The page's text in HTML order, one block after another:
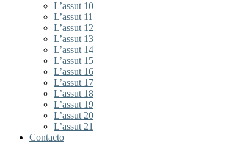
L’assut 10
L’assut 11
L’assut 12
L’assut 13
L’assut 14
L’assut 15
L’assut 16
L’assut 17
L’assut 18
L’assut 19
L’assut 20
L’assut 21
Contacto